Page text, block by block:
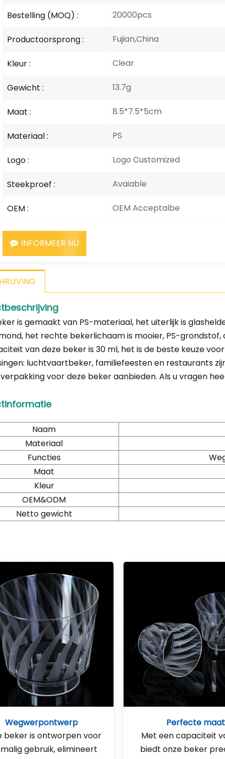
Bestelling (MOQ) : 20000pcs
Productoorsprong : Fujian,China
Kleur : Clear
Gewicht : 13.7g
Maat : 8.5*7.5*5cm
Materiaal : PS
Logo : Logo Customized
Steekproef : Avaiable
OEM : OEM Acceptalbe
INFORMEER NU
is gemaakt van PS-materiaal, het uiterlijk is
het rechte bekerlichaam is mooier, PS-grondstof,
van deze beker is 30 ml, het is de beste keuze
luchtvaartbeker, familiefeesten en restaurants
voor deze beker aanbieden. Als u vragen
Naam
Materiaal
Functies
Maat
Kleur
OEM&ODM
Netto gewicht
Wegwerpontwerp
beker is ontworpen voor
gebruik, elimineert
Perfecte maat
Met een capaciteit
biedt onze beker